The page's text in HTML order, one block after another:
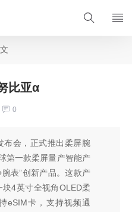
比亚α
0
布会，正式推出柔屏腕
一款柔屏量产智能产
表”创新产品。这款产
4英寸全视角OLED柔
eSIM卡，支持视频通